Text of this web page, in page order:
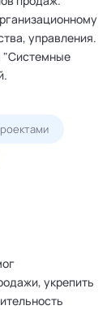
управления.
"Системные
укрепить